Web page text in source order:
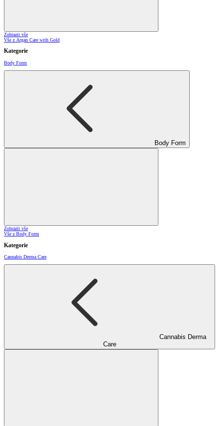
Zobrazit vše
Vše z Argan Care with Gold
Kategorie
Body Form
Body Form
Zobrazit vše
Vše z Body Form
Kategorie
Cannabis Derma Care
Cannabis Derma
Care